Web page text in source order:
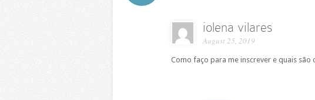
iolena vilares
August 25, 2019
Como faço para me inscrever e quais são